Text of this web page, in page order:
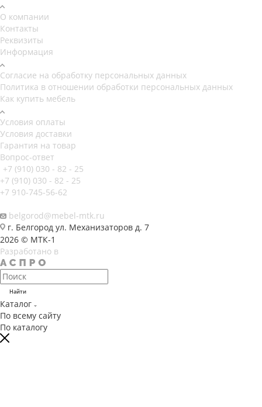
О компании
Контакты
Реквизиты
Информация
Согласие на обработку персональных данных
Политика в отношении обработки персональных данных
Как купить мебель
Условия оплаты
Условия доставки
Гарантия на товар
Вопрос-ответ
+7 (910) 030 - 82 - 25
+7 (910) 030 - 82 - 25
+7 910-745-56-62
belgorod@mebel-mtk.ru
г. Белгород ул. Механизаторов д. 7
2026 © МТК-1
Разработано в
Найти
Каталог
По всему сайту
По каталогу